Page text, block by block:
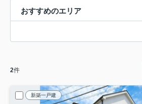
おすすめのエリア
2件
新築一戸建